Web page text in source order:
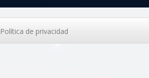
Política de privacidad